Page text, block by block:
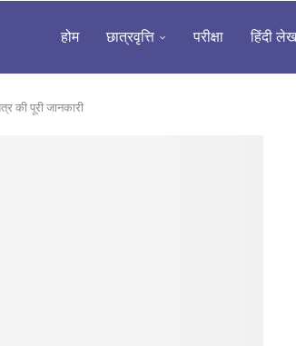
होम छात्रवृत्ति परीक्षा हिंदी लेख
की पूरी जानकारी